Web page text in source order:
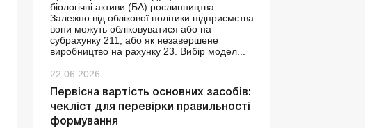
біологічні активи (БА) рослинництва.
Залежно від облікової політики підприємства
вони можуть обліковуватися або на
субрахунку 211, або як незавершене
виробництво на рахунку 23. Вибір модел...
22.06.2026
Первісна вартість основних засобів:
чекліст для перевірки правильності
формування